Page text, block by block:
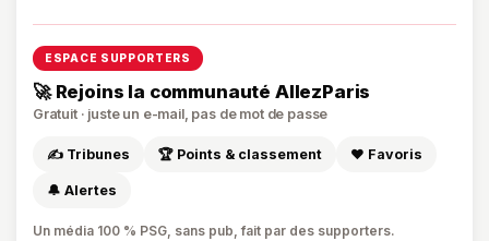
ESPACE SUPPORTERS
🚀 Rejoins la communauté AllezParis
Gratuit · juste un e-mail, pas de mot de passe
✍️ Tribunes 🏆 Points & classement ❤️ Favoris
🔔 Alertes
Un média 100 % PSG, sans pub, fait par des supporters.